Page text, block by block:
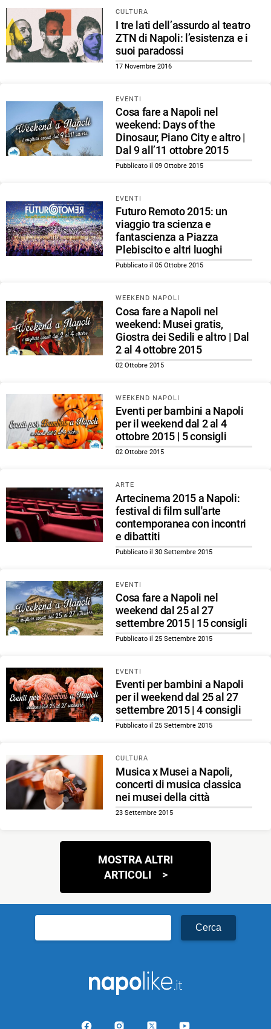
CULTURA
I tre lati dell’assurdo al teatro
ZTN di Napoli: l’esistenza e i
suoi paradossi
17 Novembre 2016
EVENTI
Cosa fare a Napoli nel
weekend: Days of the
Dinosaur, Piano City e altro |
Dal 9 all’11 ottobre 2015
Pubblicato il 09 Ottobre 2015
EVENTI
Futuro Remoto 2015: un
viaggio tra scienza e
fantascienza a Piazza
Plebiscito e altri luoghi
Pubblicato il 05 Ottobre 2015
WEEKEND NAPOLI
Cosa fare a Napoli nel
weekend: Musei gratis,
Giostra dei Sedili e altro | Dal
2 al 4 ottobre 2015
02 Ottobre 2015
WEEKEND NAPOLI
Eventi per bambini a Napoli
per il weekend dal 2 al 4
ottobre 2015 | 5 consigli
02 Ottobre 2015
ARTE
Artecinema 2015 a Napoli:
festival di film sull'arte
contemporanea con incontri
e dibattiti
Pubblicato il 30 Settembre 2015
EVENTI
Cosa fare a Napoli nel
weekend dal 25 al 27
settembre 2015 | 15 consigli
Pubblicato il 25 Settembre 2015
EVENTI
Eventi per bambini a Napoli
per il weekend dal 25 al 27
settembre 2015 | 4 consigli
Pubblicato il 25 Settembre 2015
CULTURA
Musica x Musei a Napoli,
concerti di musica classica
nei musei della città
23 Settembre 2015
Navigazione
articoli
MOSTRA ALTRI
ARTICOLI
per: